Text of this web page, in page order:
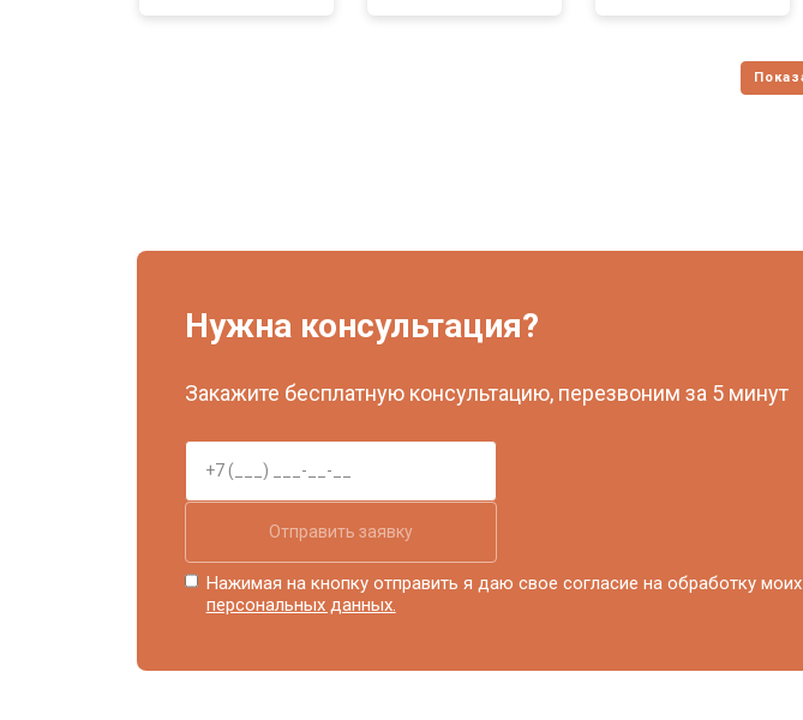
Нужна консультация?
Закажите бесплатную консультацию, перезвоним за 5 минут
Отправить заявку
Нажимая на кнопку отправить я даю свое согласие на обработку моих
персональных данных.